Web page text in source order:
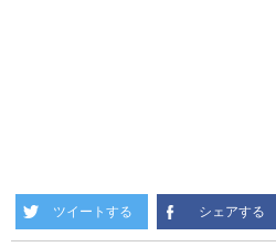
ツイートする シェアする